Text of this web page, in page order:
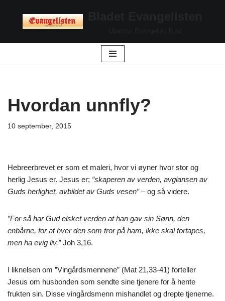
Hopp
Hvordan unnfly?
10 september, 2015
Hebreerbrevet er som et maleri, hvor vi øyner hvor stor og
herlig Jesus er. Jesus er; ”skaperen av verden, avglansen av
Guds herlighet, avbildet av Guds vesen” –og så videre.
”For så har Gud elsket verden at han gav sin Sønn, den
enbårne, for at hver den som tror på ham, ikke skal fortapes,
men ha evig liv.”Joh 3,16.
I liknelsen om ”Vingårdsmennene” (Mat 21,33-41) forteller
Jesus om husbonden som sendte sine tjenere for å hente
frukten sin. Disse vingårdsmenn mishandlet og drepte tjenerne.